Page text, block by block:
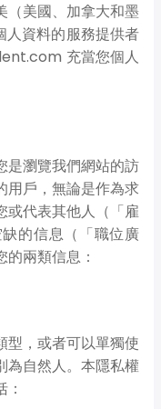
（美國、加拿大和墨
資料的服務提供者
充當您個人
是瀏覽我們網站的訪
用戶，無論是作為求
或代表其他人（「雇
的信息（「職位廣
兩類信息：
型，或者可以單獨使
為自然人。本隱私權